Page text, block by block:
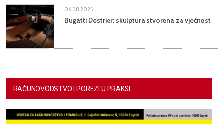
06.08.2026.
Bugatti Destrier: skulptura stvorena za vječnost
RAČUNOVODSTVO I POREZI U PRAKSI